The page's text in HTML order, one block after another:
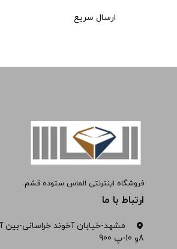
ارسال سریع
فروشگاه اینترنتی الماس ستوده قشم
ارتباط با ما
مشهد-خیابان آخوند خراسانی-بین
8و 10-پ 900